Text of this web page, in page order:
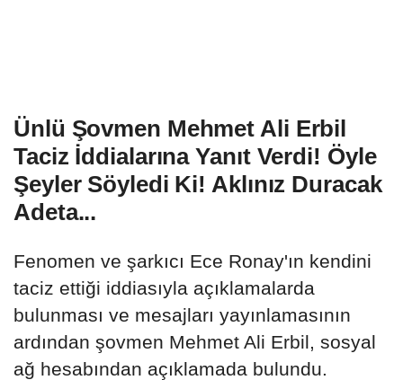
Ünlü Şovmen Mehmet Ali Erbil
Taciz İddialarına Yanıt Verdi! Öyle
Şeyler Söyledi Ki! Aklınız Duracak
Adeta...
Fenomen ve şarkıcı Ece Ronay'ın kendini
taciz ettiği iddiasıyla açıklamalarda
bulunması ve mesajları yayınlamasının
ardından şovmen Mehmet Ali Erbil, sosyal
ağ hesabından açıklamada bulundu.